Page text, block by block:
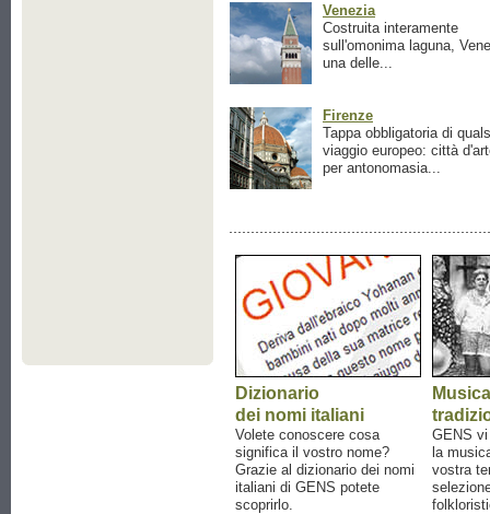
Venezia
Costruita interamente
sull'omonima laguna,
una delle...
Firenze
Tappa obbligatoria di
viaggio europeo: città
per antonomasia...
Dizionario
dei nomi italiani
Volete conoscere cosa
significa il vostro nome?
Grazie al dizionario dei nomi
italiani di GENS potete
scoprirlo.
Musica
GENS
la
vostra